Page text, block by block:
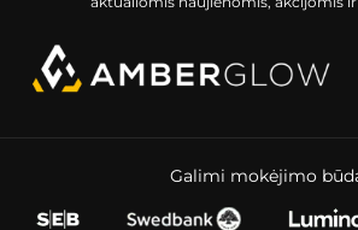
Galimi mokėjimo